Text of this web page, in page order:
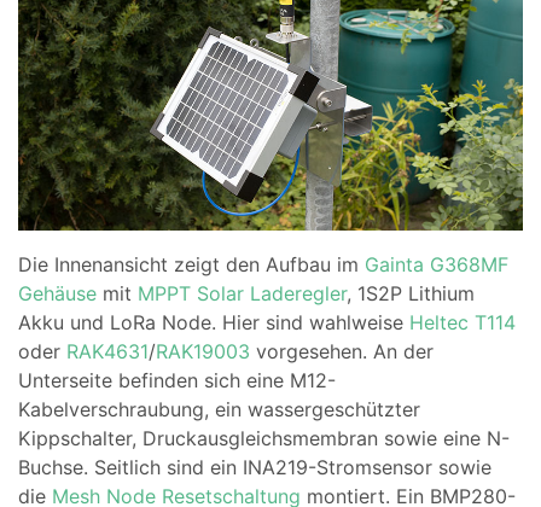
Die Innenansicht zeigt den Aufbau im Gainta G368MF
Gehäuse mit MPPT Solar Laderegler, 1S2P Lithium
Akku und LoRa Node. Hier sind wahlweise Heltec T114
oder RAK4631/RAK19003 vorgesehen. An der
Unterseite befinden sich eine M12-
Kabelverschraubung, ein wassergeschützter
Kippschalter, Druckausgleichsmembran sowie eine N-
Buchse. Seitlich sind ein INA219-Stromsensor sowie
die Mesh Node Resetschaltung montiert. Ein BMP280-